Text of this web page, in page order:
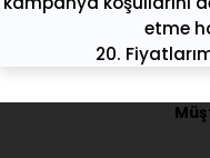
etme
20.